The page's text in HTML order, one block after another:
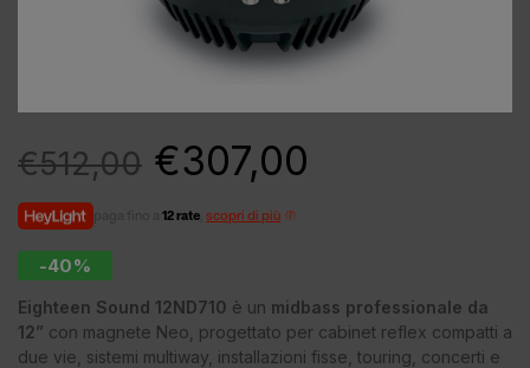
€512,00 €307,00
12 rate scopri di più
-40%
Eighteen Sound 12ND710 è un midbass professionale da
12” con magnete Neo, progettato per cabinet reflex compatti a
due vie, sistemi multiway, installazioni fisse, touring, concerti e